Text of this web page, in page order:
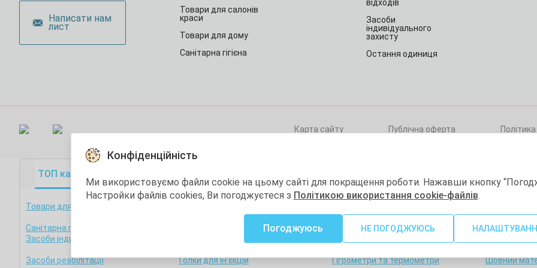
Написати нам
лист
Товари для салонів
краси
Товари для дому
Санітарна гігієна
відходів
Засоби
індивідуального
захисту
Остання одиниця
Карта сайту Публічна оферта
Конфіденційність
Ми використовуємо файли cookie на цьому сайті для покращення роботи. Нажавши кнопку
Настройки файлів cookies, Ви погоджуєтеся з Політикою використання cookie-файлів.
Погоджуюсь НЕ ПОГОДЖУЮСЬ
ТОП категорії
Товари для медзакладів
Санітарна гігієна Товари для стоматології Товари для лабораторій Краса та
Засоби індивідуального захисту
Хімічна дезінфекція та
Засоби реабілітації Голки для ін'єкцій Гігрометри та термометри Шовний